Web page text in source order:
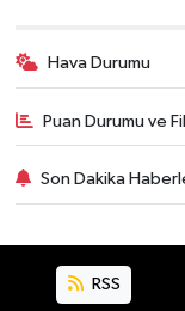
Hava Durumu
Puan Durumu ve
Son Dakika
RSS